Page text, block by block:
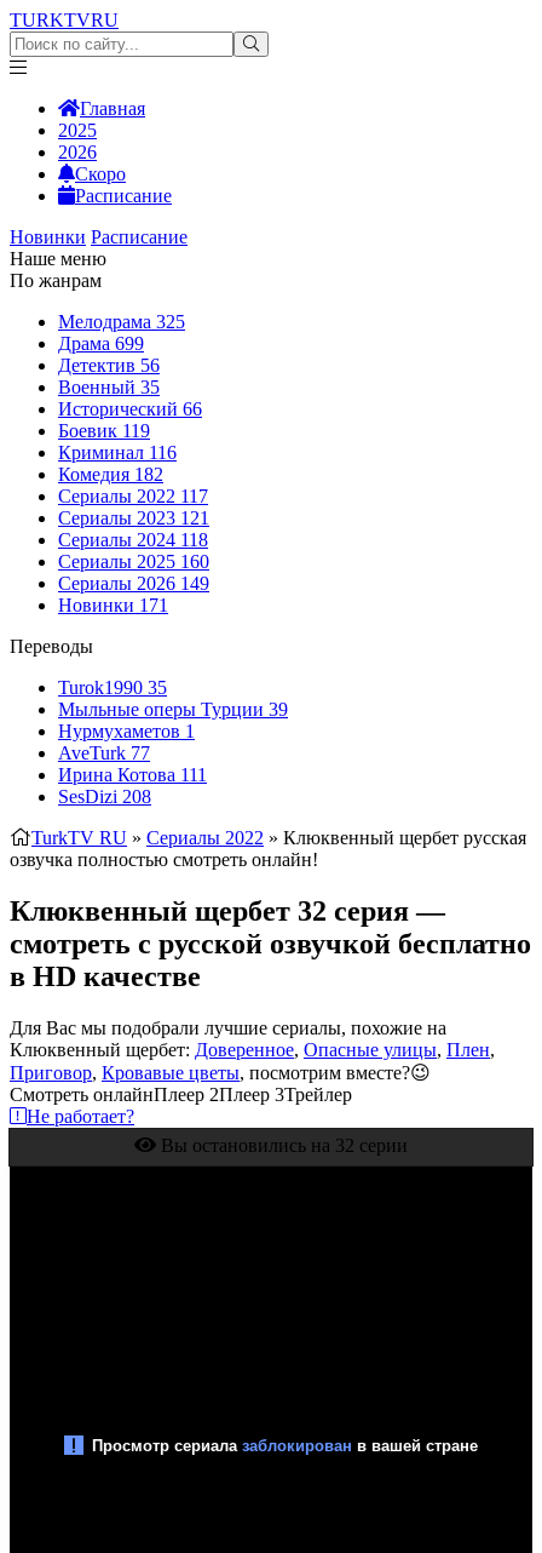
TURKTVRU
Главная
2025
2026
Скоро
Расписание
Новинки Расписание
Наше меню
По жанрам
Мелодрама 325
Драма 699
Детектив 56
Военный 35
Исторический 66
Боевик 119
Криминал 116
Комедия 182
Сериалы 2022 117
Сериалы 2023 121
Сериалы 2024 118
Сериалы 2025 160
Сериалы 2026 149
Новинки 171
Переводы
Turok1990 35
Мыльные оперы Турции 39
Нурмухаметов 1
AveTurk 77
Ирина Котова 111
SesDizi 208
TurkTV RU » Сериалы 2022 » Клюквенный щербет русская
озвучка полностью смотреть онлайн!
Клюквенный щербет 32 серия —
смотреть с русской озвучкой бесплатно
в HD качестве
Для Вас мы подобрали лучшие сериалы, похожие на
Клюквенный щербет: Доверенное, Опасные улицы, Плен,
Приговор, Кровавые цветы, посмотрим вместе?😉
Смотреть онлайнПлеер 2Плеер 3Трейлер
Не работает?
Вы остановились на 32 серии